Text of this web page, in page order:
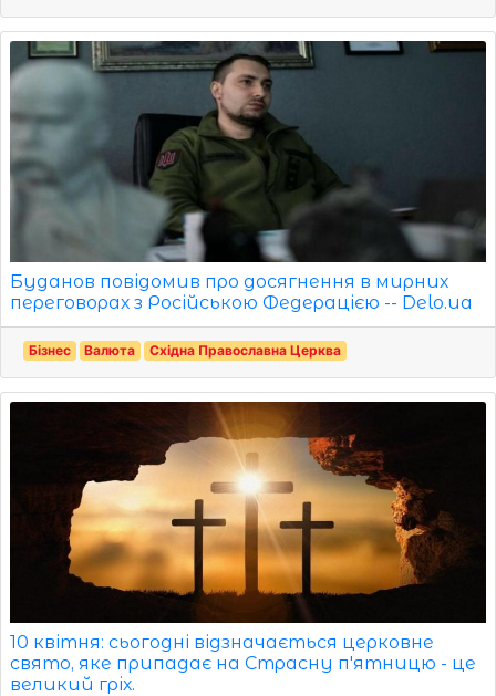
Буданов повідомив про досягнення в мирних
переговорах з Російською Федерацією -- Delo.ua
Бізнес Валюта Східна Православна Церква
10 квітня: сьогодні відзначається церковне
свято, яке припадає на Страсну п'ятницю - це
великий гріх.